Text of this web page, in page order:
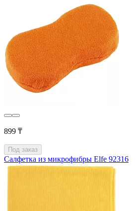
899 ₸
Под заказ
Салфетка из микрофибры Elfe 92316